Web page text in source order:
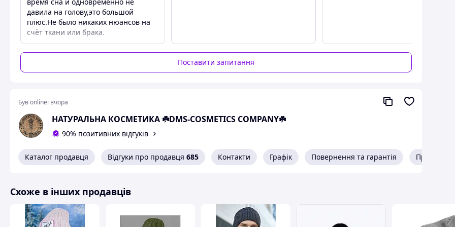
Це дуже практичний і зручний варіант.
Розмір універсальний, підходить на обсяг голови від 56 до 64 см.
давила на голову,это большой
плюс.Не было никаких нюансов на
счёт ткани или брака.
Поставити запитання
Був online: вчора
НАТУРАЛЬНА КОСМЕТИКА ☘️DMS-COSMETICS COMPANY☘️
90% позитивних відгуків
Каталог продавця Відгуки про продавця 685 Контакти Графік Повернення та гарантія Про
Схоже в інших продавців